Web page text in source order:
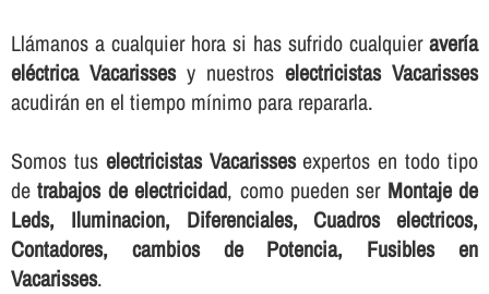
Llámanos a cualquier hora si has sufrido cualquieraverí­a
eléctrica Vacarissesy nuestroselectricistas Vacarisses
acudirán en el tiempo mí­nimo para repararla.
Somos tus electricistas Vacarissesexpertos en todo tipo
detrabajos de electricidad, como pueden ser Montaje de
Leds, Iluminacion, Diferenciales, Cuadros electricos,
Contadores, cambios de Potencia, Fusibles en
Vacarisses.